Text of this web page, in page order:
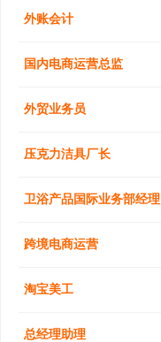
外账会计
国内电商运营总监
外贸业务员
压克力洁具厂长
卫浴产品国际业务部经理
跨境电商运营
淘宝美工
总经理助理